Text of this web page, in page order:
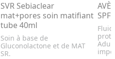
SVR Sebiaclear
mat+pores soin matifiant
tube 40ml
Soin à base de
Gluconolactone et de MAT
SR.